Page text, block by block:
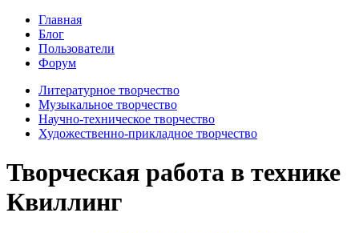
Главная
Блог
Пользователи
Форум
Литературное творчество
Музыкальное творчество
Научно-техническое творчество
Художественно-прикладное творчество
Творческая работа в технике
Квиллинг